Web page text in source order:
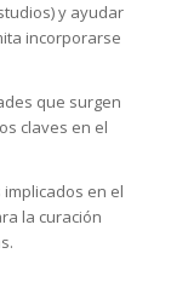
y ayudar
incorporarse
que surgen
claves en el
en el
la curación